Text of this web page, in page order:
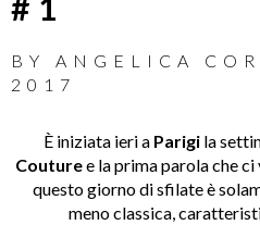
BY ANGELICA
2017
È iniziata ieri aParigila
Couturee la prima parola che ci
questo giorno di sfilate è
meno classica,